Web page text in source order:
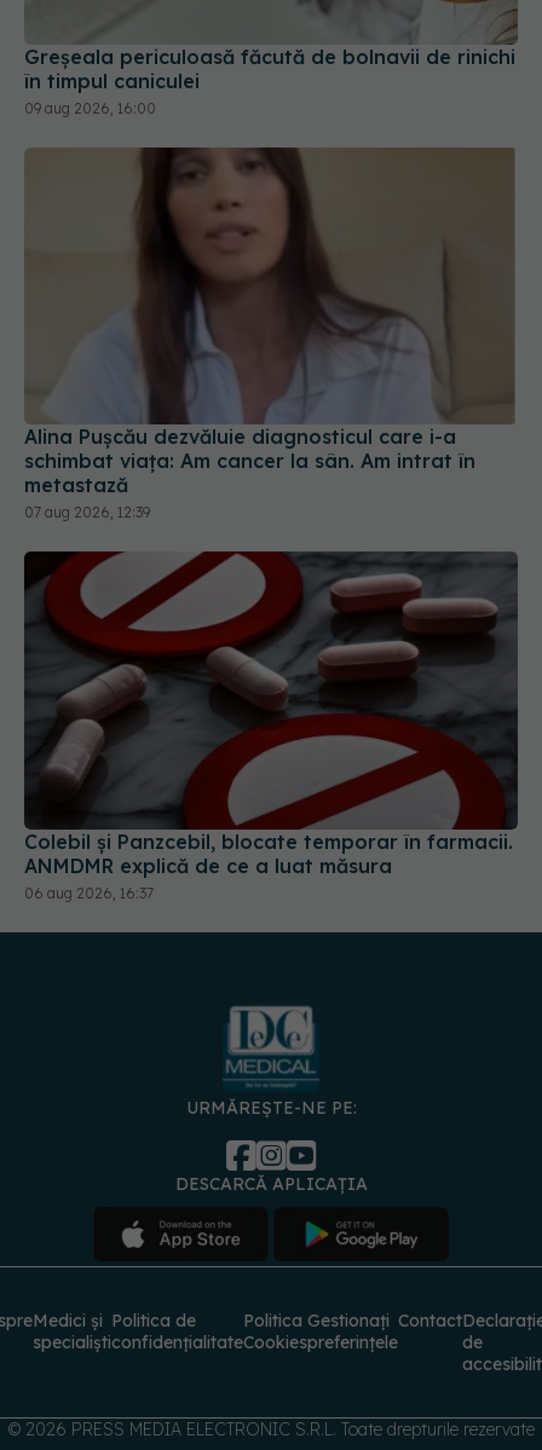
Greșeala periculoasă făcută de bolnavii de rinichi
în timpul caniculei
09 aug 2026, 16:00
Alina Pușcău dezvăluie diagnosticul care i-a
schimbat viața: Am cancer la sân. Am intrat în
metastază
07 aug 2026, 12:39
Colebil și Panzcebil, blocate temporar în farmacii.
ANMDMR explică de ce a luat măsura
06 aug 2026, 16:37
URMĂREȘTE-NE PE:
DESCARCĂ APLICAȚIA
Medici și
specialiști
Politica de
confidențialitate
Politica
Cookies
Gestionați
preferințele
Contact
de
© 2026 PRESS MEDIA ELECTRONIC S.R.L. Toate drepturile rezervate